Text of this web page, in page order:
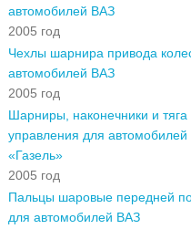
автомобилей ВАЗ
2005 год
Чехлы шарнира привода
автомобилей ВАЗ
2005 год
Шарниры, наконечники и тяга
управления для
«Газель»
2005 год
Пальцы шаровые передней
для автомобилей ВАЗ